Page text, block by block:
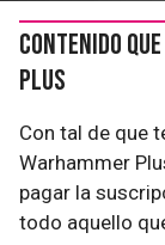
Contenido
Plus
Con tal de que
Warhammer
pagar la
todo aquello